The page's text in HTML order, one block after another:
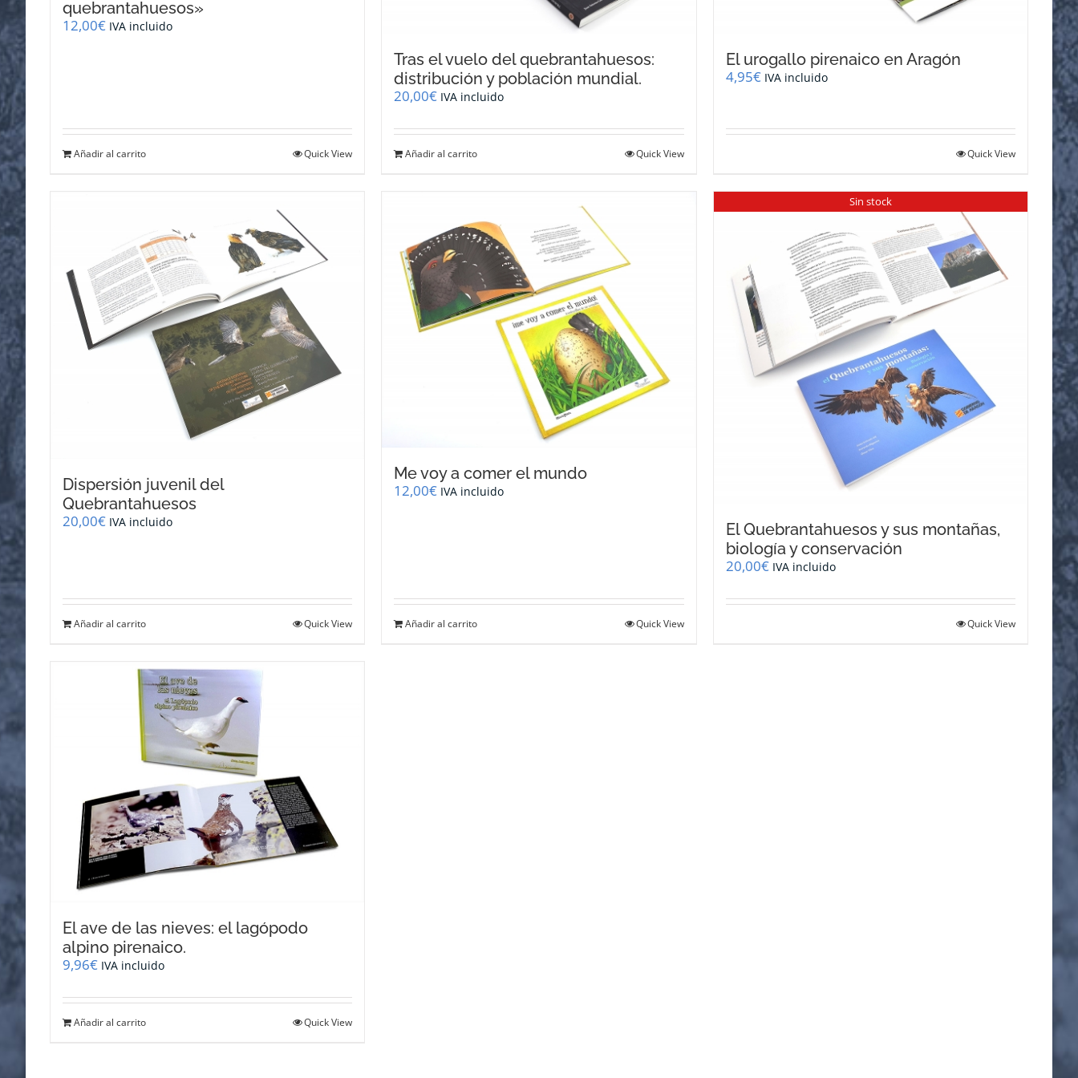
quebrantahuesos»
12,00€ IVA incluido
Añadir al carrito Quick View
Tras el vuelo del quebrantahuesos:
distribución y población mundial.
20,00€ IVA incluido
Añadir al carrito Quick View
El urogallo pirenaico en Aragón
4,95€ IVA incluido
Quick View
Dispersión juvenil del
Quebrantahuesos
20,00€ IVA incluido
Añadir al carrito Quick View
Me voy a comer el mundo
12,00€ IVA incluido
Añadir al carrito Quick View
Sin stock
El Quebrantahuesos y sus montañas,
biología y conservación
20,00€ IVA incluido
Quick View
El ave de las nieves: el lagópodo
alpino pirenaico.
9,96€ IVA incluido
Añadir al carrito Quick View